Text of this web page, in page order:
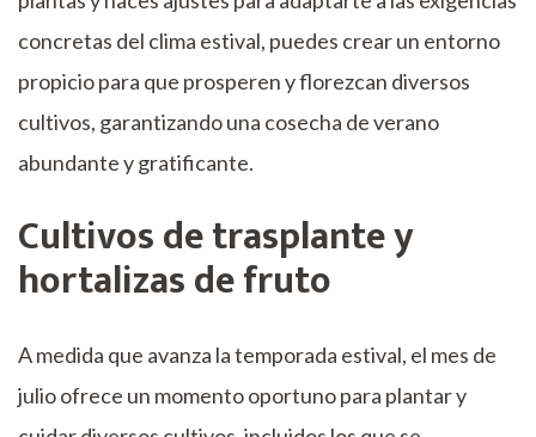
concretas del clima estival, puedes crear un entorno
propicio para que prosperen y florezcan diversos
cultivos, garantizando una cosecha de verano
abundante y gratificante.
Cultivos de trasplante y
hortalizas de fruto
A medida que avanza la temporada estival, el mes de
julio ofrece un momento oportuno para plantar y